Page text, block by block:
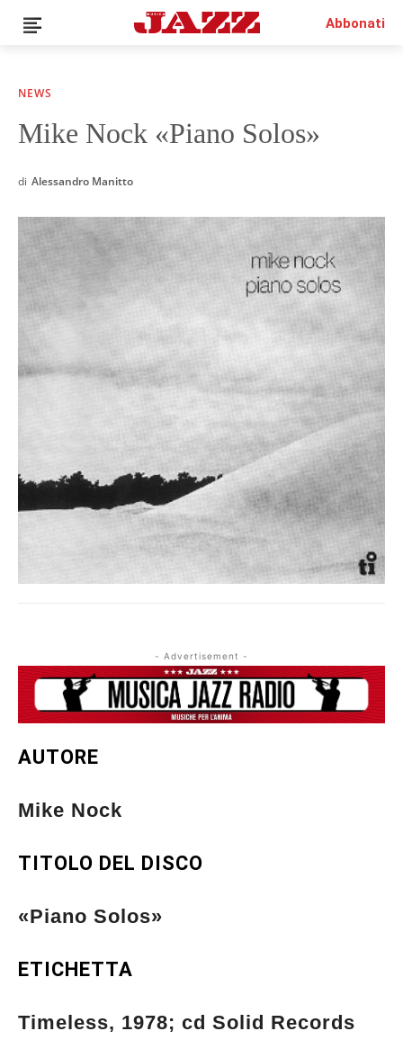
News
Recensioni
Top Jazz
Area riservata
Abbonati
NEWS
Mike Nock «Piano Solos»
di Alessandro Manitto
- Advertisement -
AUTORE
Mike Nock
TITOLO DEL DISCO
«Piano Solos»
ETICHETTA
Timeless, 1978; cd Solid Records